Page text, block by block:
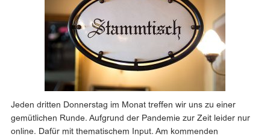
Jeden dritten Donnerstag im Monat treffen wir uns zu einer
gemütlichen Runde. Aufgrund der Pandemie zur Zeit leider nur
online. Dafür mit thematischem Input. Am kommenden